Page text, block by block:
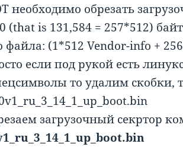
необходимо обрезать
(that is 131,584 = 257*512)
файла: (1*512 Vendor-info +
если под рукой есть
то удалим скобки,
загрузочный секртор